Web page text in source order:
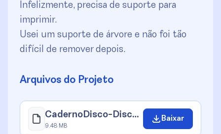
Infelizmente, precisa de suporte para
imprimir.
Usei um suporte de árvore e não foi tão
difícil de remover depois.
Arquivos do Projeto
CadernoDisco-Disco_50mm.stl
9.48 MB
Baixar